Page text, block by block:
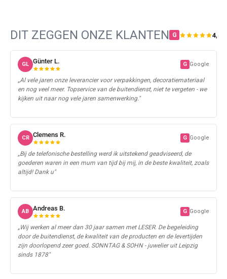
DIT ZEGGEN ONZE KLANTEN G 4,8 /
GL Günter L. G Google
„Al vele jaren onze leverancier voor verpakkingen, decoratiemateriaal
en nog veel meer. Topservice van de buitendienst, niet te vergeten - we
kijken uit naar nog vele jaren samenwerking."
CR Clemens R. G Google
„Bij de telefonische bestelling werd ik uitstekend geadviseerd, de
goederen waren in een mum van tijd bij mij, in de beste kwaliteit, zoals
altijd! Dank u"
AB Andreas B. G Google
„Wij werken al meer dan 30 jaar samen met LESER. De begeleiding
door de buitendienst, de kwaliteit van de producten en de levertijden
zijn doorlopend zeer goed. SONNTAG & SOHN - juwelier uit Leipzig
sinds 1878"